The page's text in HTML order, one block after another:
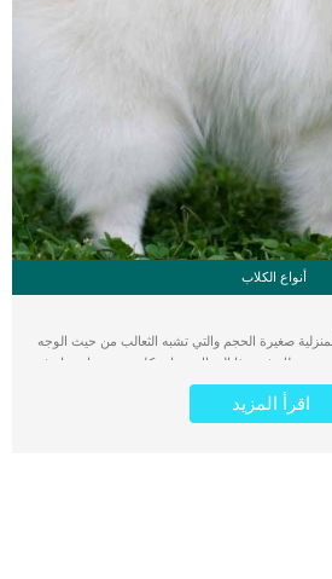
أنواع الكلاب
صغيرة الحجم والتي تشبه الثعالب من حيث الوجه
سنقدم لك في هذا المقال صفات كلب بومرينيان وتاريخ
به. يتميز بمستوى عالي من الحيوية والنشاط و
ومخلص جدا ومطيع لعائلته واصحابه. ويمتلك فراء كثيف
ورائع للغاية. صفات كلب بومرينيان و الوانه بالتفصيل
اقرأ المزيد